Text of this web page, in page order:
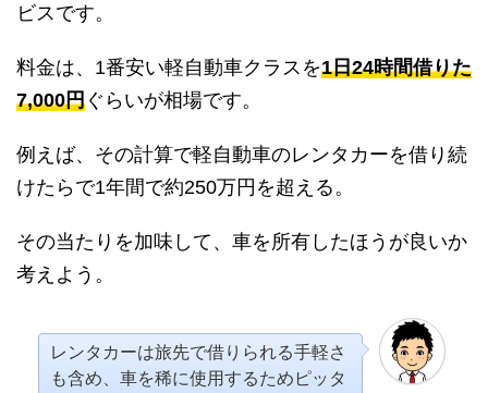
ビスです。
料金は、1番安い軽自動車クラスを1日24時間借りた
7,000円 ぐらいが相場です。
例えば、その計算で軽自動車のレンタカーを借り続
けたらで1年間で約250万円を超える。
その当たりを加味して、車を所有したほうが良いか
考えよう。
レンタカーは旅先で借りられる手軽さ
も含め、車を稀に使用するためピッタ